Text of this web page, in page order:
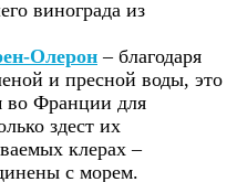
винограда из
Олерон– благодаря
и пресной воды, это
во Франции для
здест их
клерах –
с морем.